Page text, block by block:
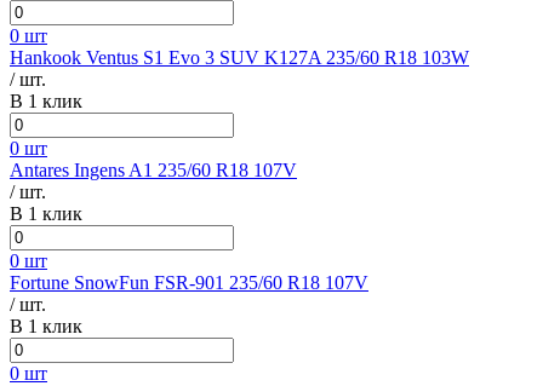
0 шт
Hankook Ventus S1 Evo 3 SUV K127A 235/60 R18 103W
/ шт.
В 1 клик
0 шт
Antares Ingens A1 235/60 R18 107V
/ шт.
В 1 клик
0 шт
Fortune SnowFun FSR-901 235/60 R18 107V
/ шт.
В 1 клик
0 шт